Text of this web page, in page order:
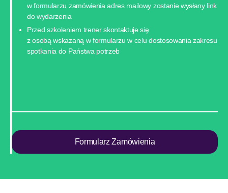
w formularzu zamówienia adres mailowy zostanie wysłany link
do wydarzenia
Przed szkoleniem trener skontaktuje się
z osobą wskazaną w formularzu w celu dostosowania zakresu
spotkania do Państwa potrzeb
Formularz Zamówienia